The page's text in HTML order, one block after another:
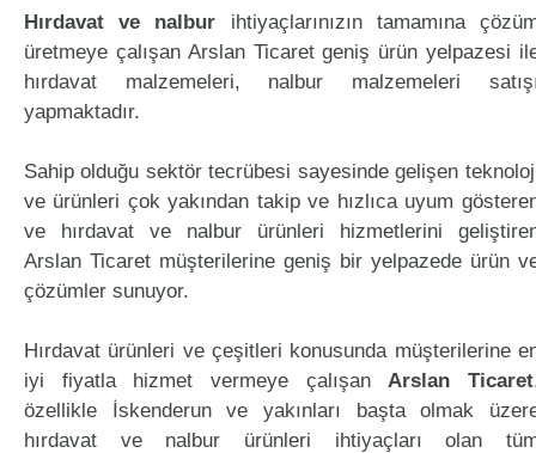
Hırdavat ve nalbur ihtiyaçlarınızın tamamına
üretmeye çalışan Arslan Ticaret geniş ürün yelpazesi
hırdavat malzemeleri, nalbur malzemeleri
yapmaktadır.
Sahip olduğu sektör tecrübesi sayesinde gelişen
ve ürünleri çok yakından takip ve hızlıca uyum
ve hırdavat ve nalbur ürünleri hizmetlerini
Arslan Ticaret müşterilerine geniş bir yelpazede ürün
çözümler sunuyor.
Hırdavat ürünleri ve çeşitleri konusunda müşterilerine
iyi fiyatla hizmet vermeye çalışanArslan Ticaret
özellikle İskenderun ve yakınları başta olmak
hırdavat ve nalbur ürünleri ihtiyaçları olan